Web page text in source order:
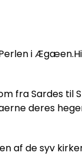
i
fra Sardes til
deres
af de syv